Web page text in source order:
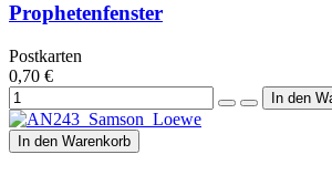
Prophetenfenster
Postkarten
0,70 €
In den Warenkorb